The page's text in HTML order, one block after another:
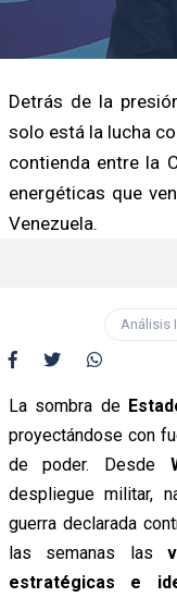
Detrás de la
solo está la lucha
contienda entre la
energéticas que
Venezuela.
Análisis
La sombra de
proyectándose con
de poder. Desde
despliegue militar,
guerra declarada
las semanas las
estratégicas e